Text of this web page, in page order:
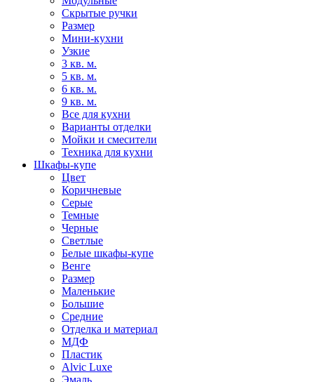
Скрытые ручки
Размер
Мини-кухни
Узкие
3 кв. м.
5 кв. м.
6 кв. м.
9 кв. м.
Все для кухни
Варианты отделки
Мойки и смесители
Техника для кухни
Шкафы-купе
Цвет
Коричневые
Серые
Темные
Черные
Светлые
Белые шкафы-купе
Венге
Размер
Маленькие
Большие
Средние
Отделка и материал
МДФ
Пластик
Alvic Luxe
Эмаль